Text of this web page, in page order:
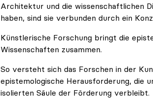
Architektur und die wissenschaftlichen
haben, sind sie verbunden durch ein
Künstlerische Forschung bringt die
Wissenschaften zusammen.
So versteht sich das Forschen in der
epistemologische Herausforderung, die
isolierten Säule der Förderung verbleibt.